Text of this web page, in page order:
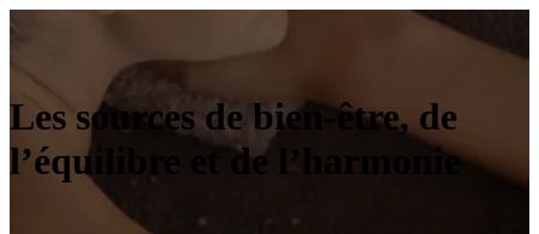
Les sources de bien-être, de
l’équilibre et de l’harmonie